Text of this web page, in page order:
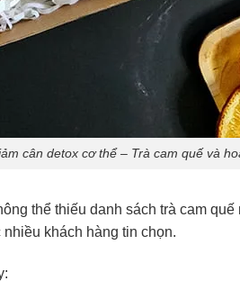
cân detox cơ thể – Trà cam quế và
thể thiếu danh sách trà cam
khách hàng tin chọn.